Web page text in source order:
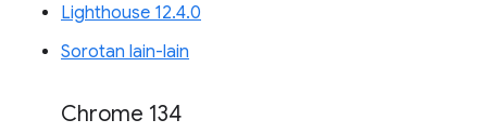
Lighthouse 12.4.0
Sorotan lain-lain
Chrome 134